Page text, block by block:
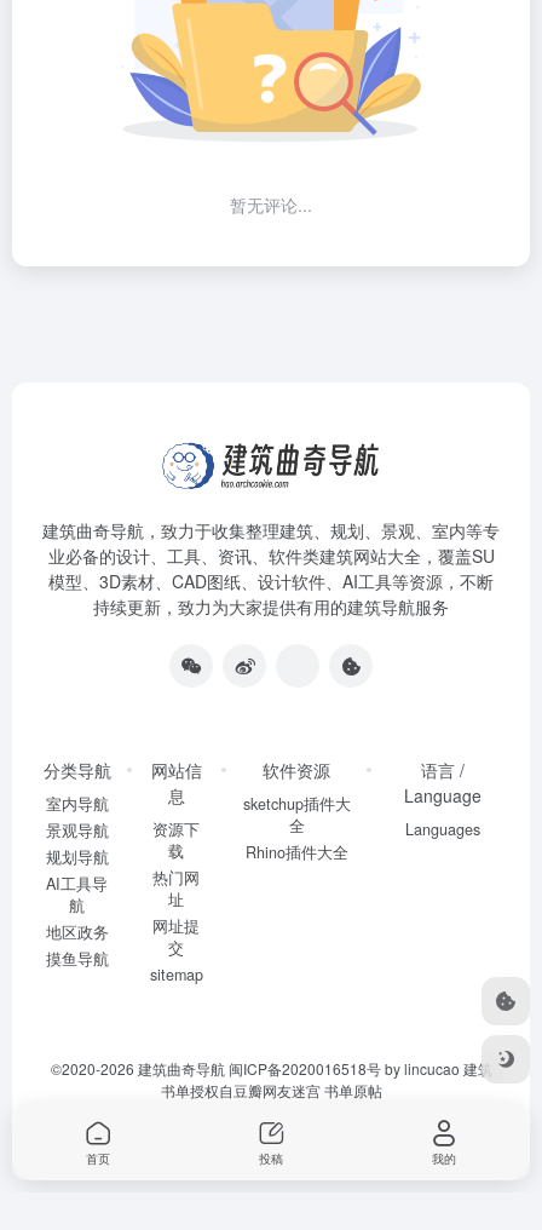
暂无评论...
建筑曲奇导航 ，致力于收集整理建筑、规划、景观、室内等专
业必备的设计、工具、资讯、软件类建筑网站大全，覆盖SU
模型、3D素材、CAD图纸、设计软件、AI工具等资源，不断
持续更新，致力为大家提供有用的建筑导航服务
分类导航
室内导航
景观导航
规划导航
AI工具导
航
地区政务
摸鱼导航
网站信
息
资源下
载
热门网
址
网址提
交
sitemap
软件资源
sketchup插件大
全
Rhino插件大全
语言 /
Language
Languages
©2020-2026 建筑曲奇导航 闽ICP备2020016518号by lincucao 建筑
书单授权自豆瓣网友迷宫书单原帖
首页 投稿 我的